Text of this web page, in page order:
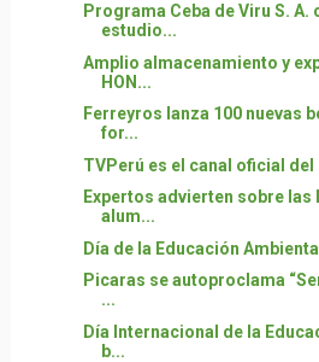
Programa Ceba de Viru S. A.
estudio...
Amplio almacenamiento y
HON...
Ferreyros lanza 100 nuevas
for...
TVPerú es el canal oficial
Expertos advierten sobre las
alum...
Día de la Educación
Picaras se autoproclama
...
Día Internacional de la
b...